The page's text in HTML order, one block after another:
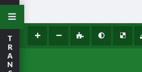
T
R
A
N